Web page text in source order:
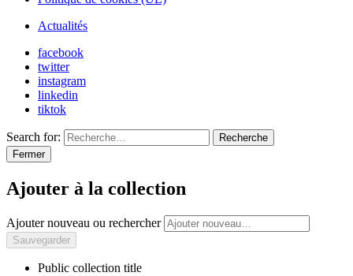
Actualités
facebook
twitter
instagram
linkedin
tiktok
Search for:
Recherche
Fermer
Ajouter à la collection
Ajouter nouveau ou rechercher
Public collection title